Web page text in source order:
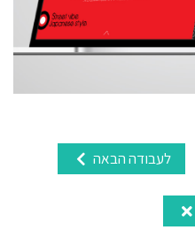
לעבודה הבאה